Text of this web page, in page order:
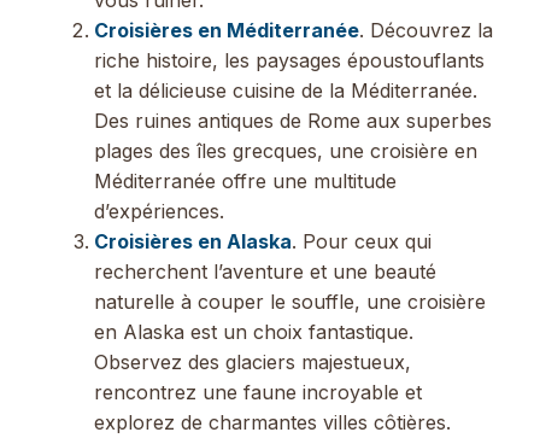
Croisières en Méditerranée. Découvrez la
riche histoire, les paysages époustouflants
et la délicieuse cuisine de la Méditerranée.
Des ruines antiques de Rome aux superbes
plages des îles grecques, une croisière en
Méditerranée offre une multitude
d’expériences.
Croisières en Alaska. Pour ceux qui
recherchent l’aventure et une beauté
naturelle à couper le souffle, une croisière
en Alaska est un choix fantastique.
Observez des glaciers majestueux,
rencontrez une faune incroyable et
explorez de charmantes villes côtières.